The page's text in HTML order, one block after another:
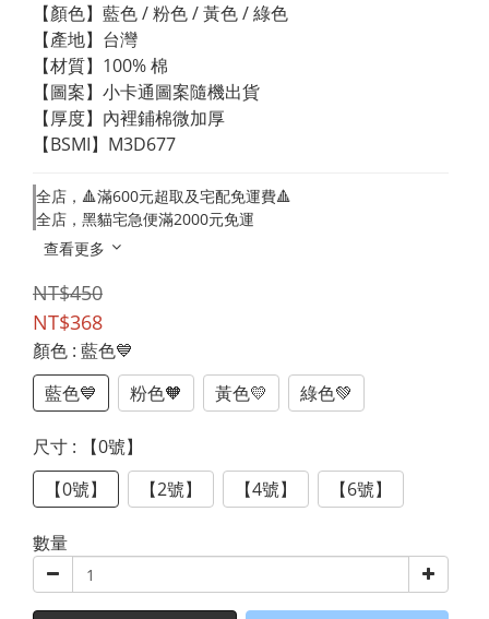
【顏色】藍色 / 粉色 / 黃色 / 綠色
【產地】台灣
【材質】100% 棉
【圖案】小卡通圖案隨機出貨
【厚度】內裡鋪棉微加厚
【BSMI】M3D677
全店，🔺滿600元超取及宅配免運費🔺
全店，黑貓宅急便滿2000元免運
查看更多
NT$450
NT$368
顏色 : 藍色💙
藍色💙
粉色🧡 黃色💛 綠色💚
尺寸 : 【0號】
【0號】
【2號】 【4號】 【6號】
數量